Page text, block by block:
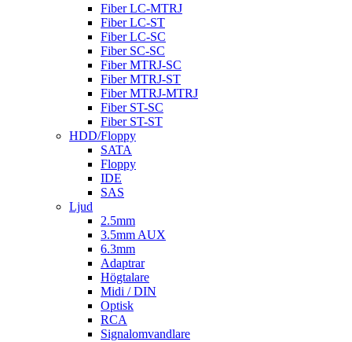
Fiber LC-MTRJ
Fiber LC-ST
Fiber LC-SC
Fiber SC-SC
Fiber MTRJ-SC
Fiber MTRJ-ST
Fiber MTRJ-MTRJ
Fiber ST-SC
Fiber ST-ST
HDD/Floppy
SATA
Floppy
IDE
SAS
Ljud
2.5mm
3.5mm AUX
6.3mm
Adaptrar
Högtalare
Midi / DIN
Optisk
RCA
Signalomvandlare